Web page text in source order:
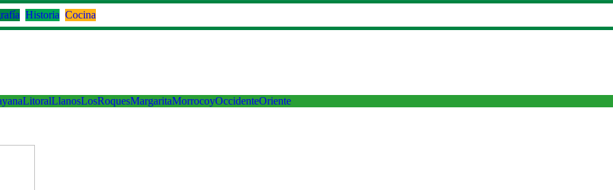
Historia Cocina
LitoralLlanosLosRoquesMargaritaMorrocoyOccidenteOriente